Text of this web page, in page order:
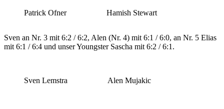
Patrick Ofner Hamish Stewart
Sven an Nr. 3 mit 6:2 / 6:2, Alen (Nr. 4) mit 6:1 / 6:0, an Nr. 5 Elias
mit 6:1 / 6:4 und unser Youngster Sascha mit 6:2 / 6:1.
Sven Lemstra Alen Mujakic